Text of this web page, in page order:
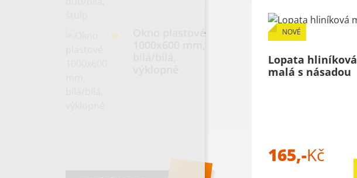
NOVÉ
Lopata hliníková
malá s násadou
165,-Kč
Okno plastové